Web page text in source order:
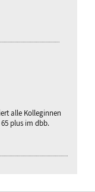
alle Kolleginnen
plus im dbb.